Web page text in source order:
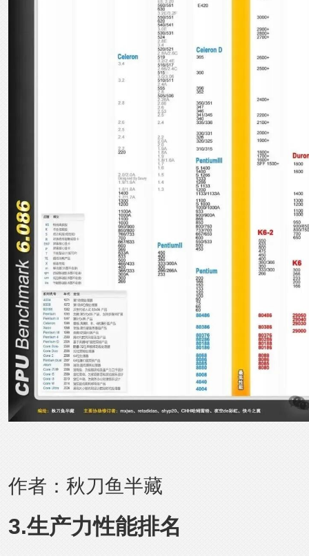
作者： 秋刀鱼半藏
3.生产力性能排名